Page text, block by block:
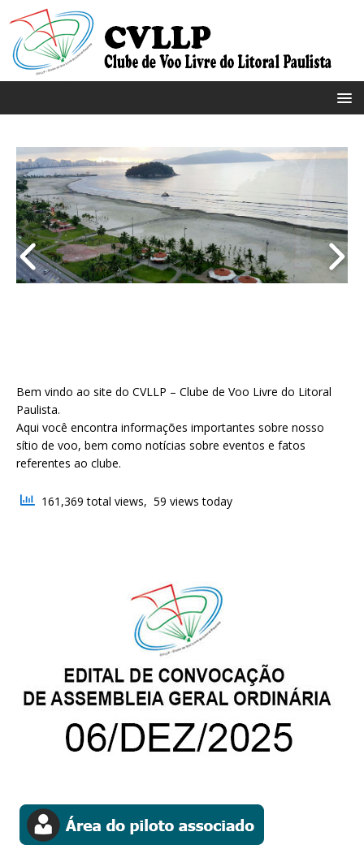
Bem vindo ao site do CVLLP – Clube de Voo Livre do Litoral
Paulista.
Aqui você encontra informações importantes sobre nosso
sítio de voo, bem como notícias sobre eventos e fatos
referentes ao clube.
161,369 total views, 59 views today